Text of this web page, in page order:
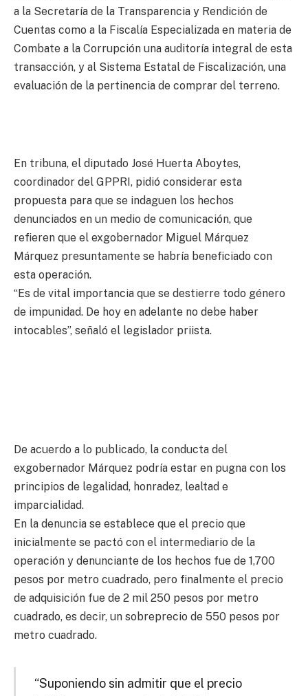
a la Secretaría de la Transparencia y Rendición de
Cuentas como a la Fiscalía Especializada en materia de
Combate a la Corrupción una auditoría integral de esta
transacción, y al Sistema Estatal de Fiscalización, una
evaluación de la pertinencia de comprar del terreno.
En tribuna, el diputado José Huerta Aboytes,
coordinador del GPPRI, pidió considerar esta
propuesta para que se indaguen los hechos
denunciados en un medio de comunicación, que
refieren que el exgobernador Miguel Márquez
Márquez presuntamente se habría beneficiado con
esta operación.
“Es de vital importancia que se destierre todo género
de impunidad. De hoy en adelante no debe haber
intocables”, señaló el legislador priista.
De acuerdo a lo publicado, la conducta del
exgobernador Márquez podría estar en pugna con los
principios de legalidad, honradez, lealtad e
imparcialidad.
En la denuncia se establece que el precio que
inicialmente se pactó con el intermediario de la
operación y denunciante de los hechos fue de 1,700
pesos por metro cuadrado, pero finalmente el precio
de adquisición fue de 2 mil 250 pesos por metro
cuadrado, es decir, un sobreprecio de 550 pesos por
metro cuadrado.
“Suponiendo sin admitir que el precio